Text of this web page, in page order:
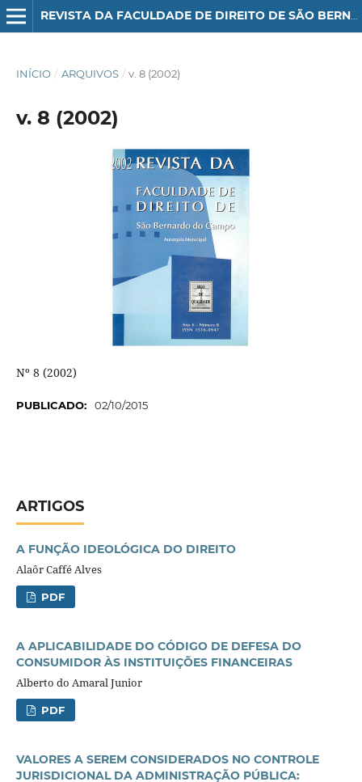
REVISTA DA FACULDADE DE DIREITO DE SÃO BERNARDO DO CAMPO
INÍCIO / ARQUIVOS / v. 8 (2002)
v. 8 (2002)
Nº 8 (2002)
PUBLICADO: 02/10/2015
ARTIGOS
A FUNÇÃO IDEOLÓGICA DO DIREITO
Alaôr Caffé Alves
PDF
A APLICABILIDADE DO CÓDIGO DE DEFESA DO
CONSUMIDOR ÀS INSTITUIÇÕES FINANCEIRAS
Alberto do Amaral Junior
PDF
VALORES A SEREM CONSIDERADOS NO CONTROLE
JURISDICIONAL DA ADMINISTRAÇÃO PÚBLICA: